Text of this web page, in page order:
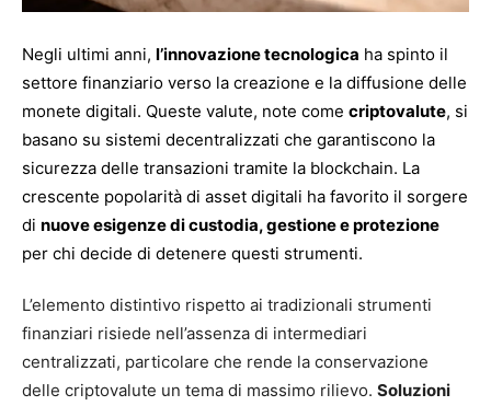
Negli ultimi anni, l’innovazione tecnologica ha spinto il
settore finanziario verso la creazione e la diffusione delle
monete digitali. Queste valute, note come criptovalute, si
basano su sistemi decentralizzati che garantiscono la
sicurezza delle transazioni tramite la blockchain. La
crescente popolarità di asset digitali ha favorito il sorgere
di nuove esigenze di custodia, gestione e protezione
per chi decide di detenere questi strumenti.
L’elemento distintivo rispetto ai tradizionali strumenti
finanziari risiede nell’assenza di intermediari
centralizzati, particolare che rende la conservazione
delle criptovalute un tema di massimo rilievo. Soluzioni